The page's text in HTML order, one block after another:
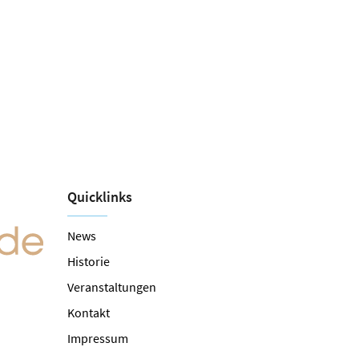
Quicklinks
News
Historie
Veranstaltungen
Kontakt
Impressum